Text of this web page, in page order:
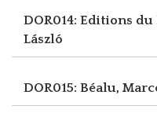
DOR014: Editions
László
DOR015: Béalu,